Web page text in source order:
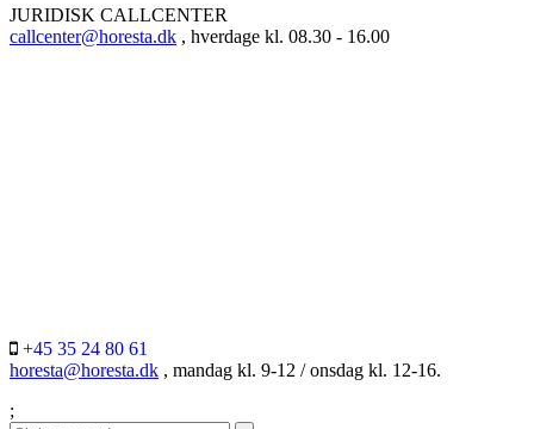
JURIDISK CALLCENTER
callcenter@horesta.dk , hverdage kl. 08.30 - 16.00
+45 35 24 80 61
horesta@horesta.dk , mandag kl. 9-12 / onsdag kl. 12-16.
;